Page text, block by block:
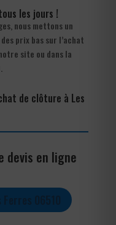
les jours !
nous mettons un
prix bas sur l’achat
site ou dans la
de clôture à Les
devis en ligne